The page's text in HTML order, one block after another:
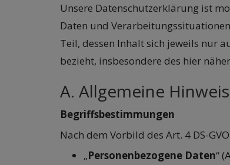
Unsere Datenschutzerklärung ist
Daten und
Teil, dessen Inhalt sich jeweils nur
bezieht, insbesondere des hier
A. Allgemeine
Begriffsbestimmungen
Nach dem Vorbild des Art. 4 DS-
„Personenbezogene Daten“